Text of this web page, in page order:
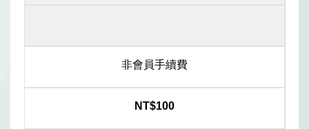
非會員手續費
NT$100